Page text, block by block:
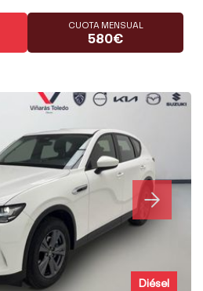
CUOTA MENSUAL
580€
Diésel